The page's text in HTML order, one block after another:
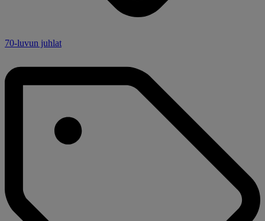
70-luvun juhlat